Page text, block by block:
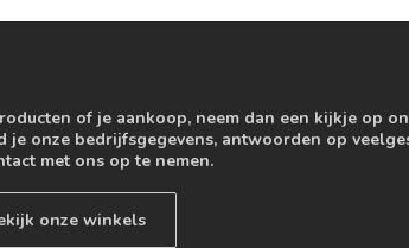
of je aankoop, neem dan een kijkje op
je onze bedrijfsgegevens, antwoorden op
met ons op te nemen.
onze winkels